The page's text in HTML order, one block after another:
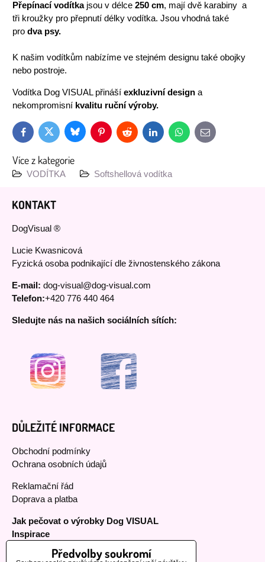
Přepínací vodítkajsou v délce 250 cm, mají dvě karabiny a
tři kroužky pro přepnutí délky vodítka. Jsou vhodná také
pro dva psy.
K našim vodítkům nabízíme ve stejném designu také obojky
nebo postroje.
Vodítka Dog VISUAL přináší exkluzivní design a
nekompromisní kvalitu ruční výroby.
FacebookTwitter BlueskyPinterestReddit LinkedInWhatsApp
E-
mail
Více z kategorie
VODÍTKA Softshellová vodítka
KONTAKT
DogVisual ®
Lucie Kwasnicová
Fyzická osoba podnikající dle živnostenského zákona
E-mail: dog-visual@dog-visual.com
Telefon:+420 776 440 464
Sledujte nás na našich sociálních sítích:
DŮLEŽITÉ INFORMACE
Obchodní podmínky
Ochrana osobních údajů
Reklamační řád
Doprava a platba
Jak pečovat o výrobky Dog VISUAL
Inspirace
Předvolby soukromí